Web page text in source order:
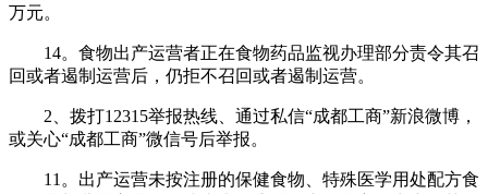
万元。
14。食物出产运营者正在食物药品监视办理部分责令其召
回或者遏制运营后，仍拒不召回或者遏制运营。
2、拨打12315举报热线、通过私信“成都工商”新浪微博，
或关心“成都工商”微信号后举报。
11。出产运营未按注册的保健食物、特殊医学用处配方食